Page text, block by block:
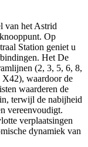
van het Astrid
Op
Station geniet u
Het De
(2, 3, 5, 6, 8,
X42), waardoor de
waarderen de
terwijl de nabijheid
vereenvoudigt.
verplaatsingen
dynamiek van